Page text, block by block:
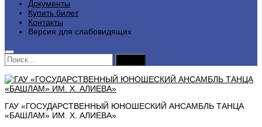
Документы
Купить билет
Контакты
Версия для слабовидящих
Найти:
ГАУ «ГОСУДАРСТВЕННЫЙ ЮНОШЕСКИЙ АНСАМБЛЬ ТАНЦА
«БАШЛАМ» ИМ. Х. АЛИЕВА»